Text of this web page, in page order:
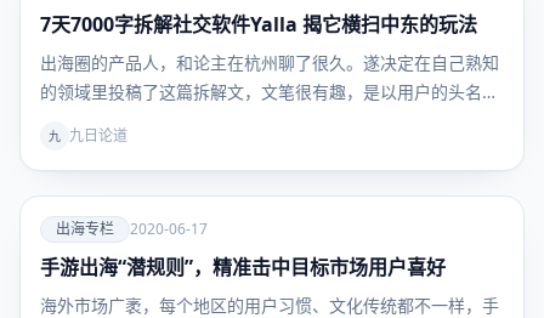
出海专
栏
7天7000字拆解社交软件Yalla 揭它横扫中东的玩法
出海圈的产品人，和论主在杭州聊了很久。遂决定在自己熟知
的领域里投稿了这篇拆解文，文笔很有趣，是以用户的头名人
九 九日论道
爱
出海专
栏
出海专栏 2020-06-17
手游出海“潜规则”，精准击中目标市场用户喜好
海外市场广袤，每个地区的用户习惯、文化传统都不一样，手